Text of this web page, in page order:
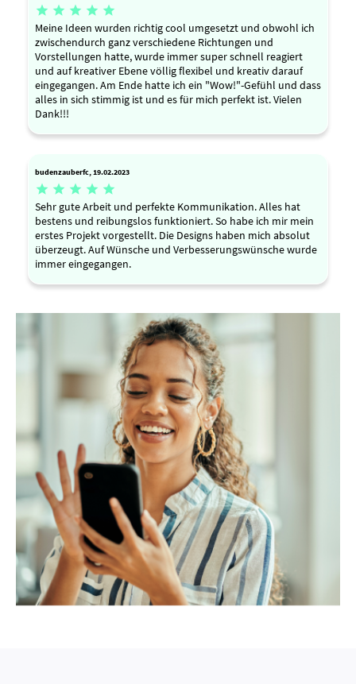
    
Meine Ideen wurden richtig cool umgesetzt und obwohl ich
zwischendurch ganz verschiedene Richtungen und
Vorstellungen hatte, wurde immer super schnell reagiert
und auf kreativer Ebene völlig flexibel und kreativ darauf
eingegangen. Am Ende hatte ich ein "Wow!"-Gefühl und dass
alles in sich stimmig ist und es für mich perfekt ist. Vielen
Dank!!!
budenzauberfc, 19.02.2023
    
Sehr gute Arbeit und perfekte Kommunikation. Alles hat
bestens und reibungslos funktioniert. So habe ich mir mein
erstes Projekt vorgestellt. Die Designs haben mich absolut
überzeugt. Auf Wünsche und Verbesserungswünsche wurde
immer eingegangen.